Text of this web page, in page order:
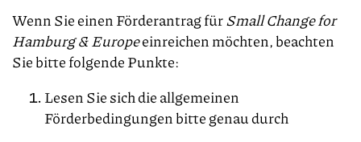
Wenn Sie einen Förderantrag fürSmall Change for
Hamburg & Europeeinreichen möchten, beachten
Sie bitte folgende Punkte:
Lesen Sie sich die allgemeinen
Förderbedingungen bitte genau durch